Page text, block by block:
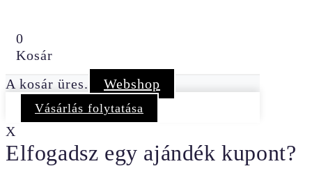
0
Kosár
A kosár üres.
Webshop
Vásárlás folytatása
X
Elfogadsz egy ajándék kupont?